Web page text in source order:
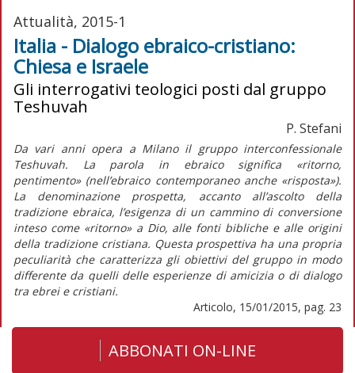
Attualità, 2015-1
Italia - Dialogo ebraico-cristiano:
Chiesa e Israele
Gli interrogativi teologici posti dal gruppo
Teshuvah
P. Stefani
Da vari anni opera a Milano il gruppo interconfessionale
Teshuvah. La parola in ebraico significa «ritorno,
pentimento» (nell’ebraico contemporaneo anche «risposta»).
La denominazione prospetta, accanto all’ascolto della
tradizione ebraica, l’esigenza di un cammino di conversione
inteso come «ritorno» a Dio, alle fonti bibliche e alle origini
della tradizione cristiana. Questa prospettiva ha una propria
peculiarità che caratterizza gli obiettivi del gruppo in modo
differente da quelli delle esperienze di amicizia o di dialogo
tra ebrei e cristiani.
Articolo, 15/01/2015, pag. 23
ABBONATI ON-LINE